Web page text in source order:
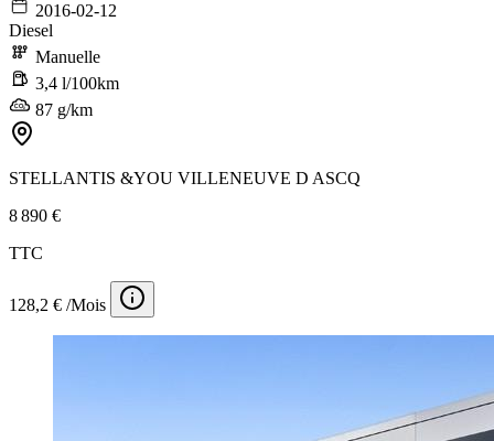
2016-02-12
Diesel
Manuelle
3,4 l/100km
87 g/km
STELLANTIS &YOU VILLENEUVE D ASCQ
8 890 €
TTC
128,2 € /Mois